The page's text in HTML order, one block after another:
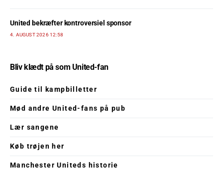
United bekræfter kontroversiel sponsor
4. AUGUST 2026 12:58
Bliv klædt på som United-fan
Guide til kampbilletter
Mød andre United-fans på pub
Lær sangene
Køb trøjen her
Manchester Uniteds historie